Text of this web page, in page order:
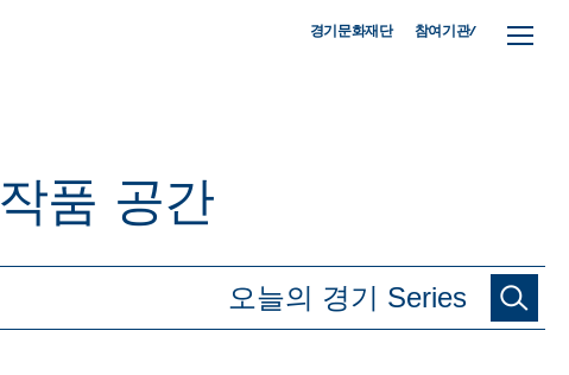
경기문화재단 참여기관/
작품 공간